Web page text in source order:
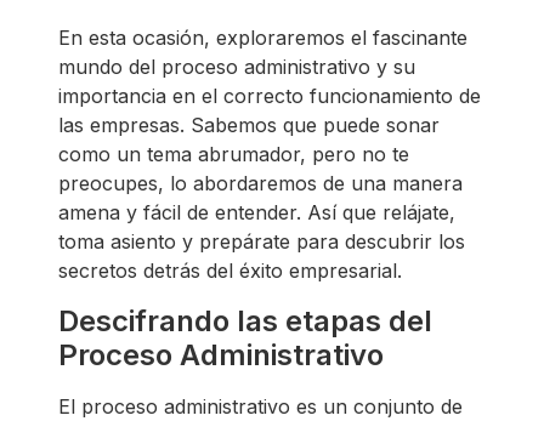
En esta ocasión, exploraremos el fascinante
mundo del proceso administrativo y su
importancia en el correcto funcionamiento de
las empresas. Sabemos que puede sonar
como un tema abrumador, pero no te
preocupes, lo abordaremos de una manera
amena y fácil de entender. Así que relájate,
toma asiento y prepárate para descubrir los
secretos detrás del éxito empresarial.
Descifrando las etapas del
Proceso Administrativo
El proceso administrativo es un conjunto de